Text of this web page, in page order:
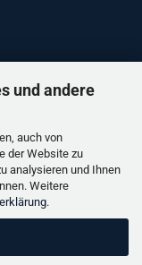
und andere
auch von
der Website zu
analysieren und Ihnen
Weitere
.